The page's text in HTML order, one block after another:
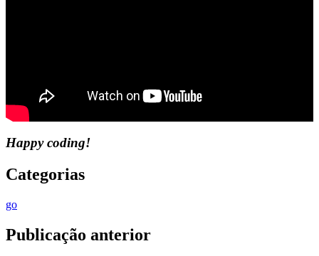
Happy coding!
Categorias
go
Publicação anterior